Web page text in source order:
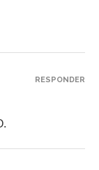
RESPONDER